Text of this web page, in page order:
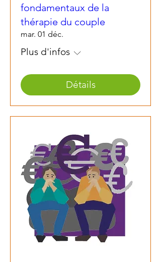
fondamentaux de la
thérapie du couple
mar. 01 déc.
Plus d'infos
Détails